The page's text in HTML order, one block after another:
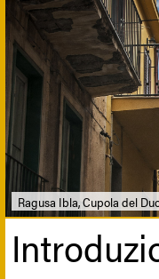
Ragusa Ibla, Cupola del